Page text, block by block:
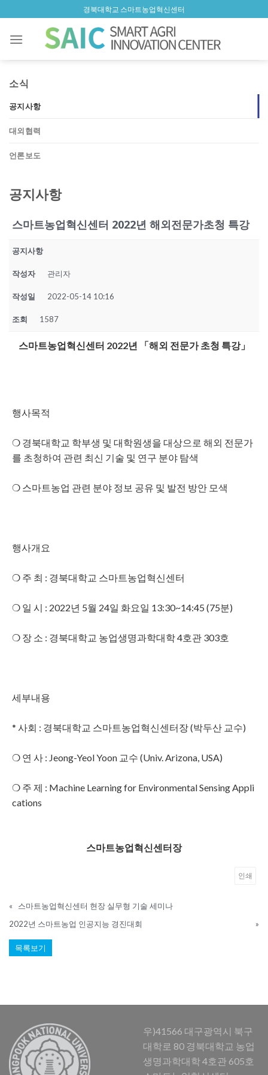
content
경북대학교 스마트농업혁신센터
소식
공지사항
대외협력
언론보도
공지사항
스마트농업혁신센터 2022년 해외전문가초청 특강
공지사항
작성자 관리자
작성일 2022-05-14 10:16
조회 1587
스마트농업혁신센터 2022년 「해외 전문가 초청 특강」
행사목적
❍ 경북대학교 학부생 및 대학원생을 대상으로 해외 전문가
를 초청하여 관련 최신 기술 및 연구 분야 탐색
❍ 스마트농업 관련 분야 정보 공유 및 발전 방안 모색
행사개요
❍ 주 최 : 경북대학교 스마트농업혁신센터
❍ 일 시 : 2022년 5월 24일 화요일 13:30~14:45 (75분)
❍ 장 소 : 경북대학교 농업생명과학대학 4호관 303호
세부내용
* 사회 : 경북대학교 스마트농업혁신센터장 (박두산 교수)
❍ 연 사 : Jeong-Yeol Yoon 교수 (Univ. Arizona, USA)
❍ 주 제 : Machine Learning for Environmental Sensing Appli
cations
스마트농업혁신센터장
인쇄
«
스마트농업혁신센터 현장 실무형 기술 세미나
2022년 스마트농업 인공지능 경진대회
»
목록보기
우)41566 대구광역시 북구
대학로 80 경북대학교 농업
생명과학대학 4호관 605호